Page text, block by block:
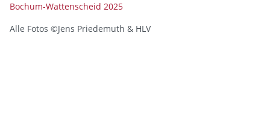
Bochum-Wattenscheid 2025
Alle Fotos ©Jens Priedemuth & HLV